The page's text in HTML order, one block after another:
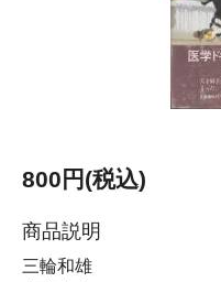
800円(税込)
商品説明
三輪和雄